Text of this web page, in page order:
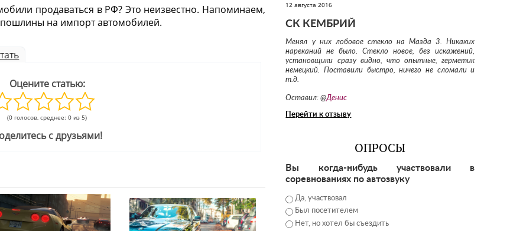
продаваться в РФ? Это неизвестно. Напоминаем,
на импорт автомобилей.
Оцените статью:
(0 голосов, среднее: 0 из 5)
с друзьями!
12 августа 2016
СК КЕМБРИЙ
Менял у них лобовое стекло на Мазда 3. Никаких
нареканий не было. Стекло новое, без искажений,
установщики сразу видно, что опытные, герметик
немецкий. Поставили быстро, ничего не сломали и
т.д.
Оставил: @Денис
Перейти к отзыву
ОПРОСЫ
Вы когда-нибудь участвовали в
соревнованиях по автозвуку
Да, участвовал
Был посетителем
Нет, но хотел бы съездить